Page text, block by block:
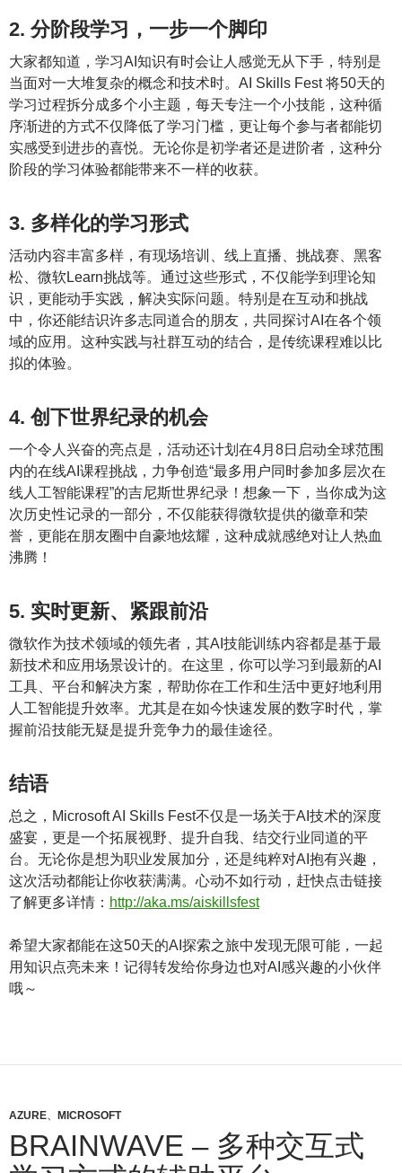
2. 分阶段学习，一步一个脚印
大家都知道，学习AI知识有时会让人感觉无从下手，特别是
当面对一大堆复杂的概念和技术时。AI Skills Fest 将50天的
学习过程拆分成多个小主题，每天专注一个小技能，这种循
序渐进的方式不仅降低了学习门槛，更让每个参与者都能切
实感受到进步的喜悦。无论你是初学者还是进阶者，这种分
阶段的学习体验都能带来不一样的收获。
3. 多样化的学习形式
活动内容丰富多样，有现场培训、线上直播、挑战赛、黑客
松、微软Learn挑战等。通过这些形式，不仅能学到理论知
识，更能动手实践，解决实际问题。特别是在互动和挑战
中，你还能结识许多志同道合的朋友，共同探讨AI在各个领
域的应用。这种实践与社群互动的结合，是传统课程难以比
拟的体验。
4. 创下世界纪录的机会
一个令人兴奋的亮点是，活动还计划在4月8日启动全球范围
内的在线AI课程挑战，力争创造“最多用户同时参加多层次在
线人工智能课程”的吉尼斯世界纪录！想象一下，当你成为这
次历史性记录的一部分，不仅能获得微软提供的徽章和荣
誉，更能在朋友圈中自豪地炫耀，这种成就感绝对让人热血
沸腾！
5. 实时更新、紧跟前沿
微软作为技术领域的领先者，其AI技能训练内容都是基于最
新技术和应用场景设计的。在这里，你可以学习到最新的AI
工具、平台和解决方案，帮助你在工作和生活中更好地利用
人工智能提升效率。尤其是在如今快速发展的数字时代，掌
握前沿技能无疑是提升竞争力的最佳途径。
结语
总之，Microsoft AI Skills Fest不仅是一场关于AI技术的深度
盛宴，更是一个拓展视野、提升自我、结交行业同道的平
台。无论你是想为职业发展加分，还是纯粹对AI抱有兴趣，
这次活动都能让你收获满满。心动不如行动，赶快点击链接
了解更多详情： http://aka.ms/aiskillsfest
希望大家都能在这50天的AI探索之旅中发现无限可能，一起
用知识点亮未来！记得转发给你身边也对AI感兴趣的小伙伴
哦～
AZURE、 MICROSOFT
BRAINWAVE – 多种交互式